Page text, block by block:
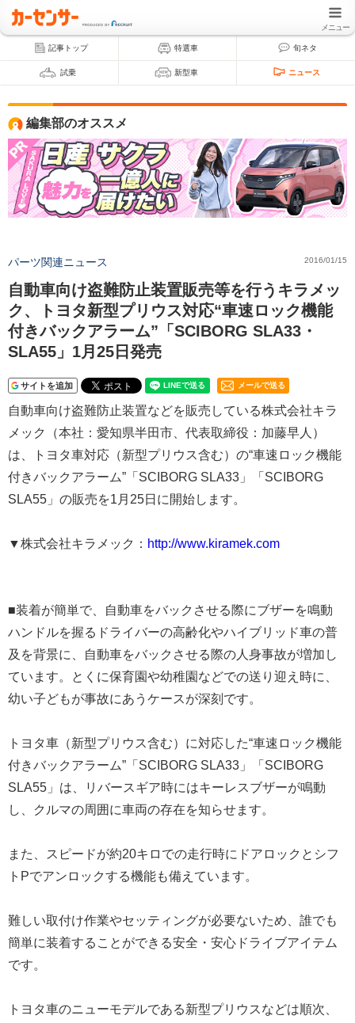
メニュー
記事トップ 特選車 旬ネタ
試乗 新型車 ニュース
編集部のオススメ
パーツ関連ニュース 2016/01/15
自動車向け盗難防止装置販売等を行うキラメッ
ク、トヨタ新型プリウス対応“車速ロック機能
付きバックアラーム”「SCIBORG SLA33・
SLA55」1月25日発売
サイトを追加 メールで送る
自動車向け盗難防止装置などを販売している株式会社キラ
メック（本社：愛知県半田市、代表取締役：加藤早人）
は、トヨタ車対応（新型プリウス含む）の“車速ロック機能
付きバックアラーム”「SCIBORG SLA33」「SCIBORG
SLA55」の販売を1月25日に開始します。
▼株式会社キラメック： http://www.kiramek.com
■装着が簡単で、自動車をバックさせる際にブザーを鳴動
ハンドルを握るドライバーの高齢化やハイブリッド車の普
及を背景に、自動車をバックさせる際の人身事故が増加し
ています。とくに保育園や幼稚園などでの送り迎え時に、
幼い子どもが事故にあうケースが深刻です。
トヨタ車（新型プリウス含む）に対応した“車速ロック機能
付きバックアラーム”「SCIBORG SLA33」「SCIBORG
SLA55」は、リバースギア時にはキーレスブザーが鳴動
し、クルマの周囲に車両の存在を知らせます。
また、スピードが約20キロでの走行時にドアロックとシフ
トPでアンロックする機能も備えています。
難しい取付け作業やセッティングが必要ないため、誰でも
簡単に装着することができる安全・安心ドライブアイテム
です。
トヨタ車のニューモデルである新型プリウスなどは順次、